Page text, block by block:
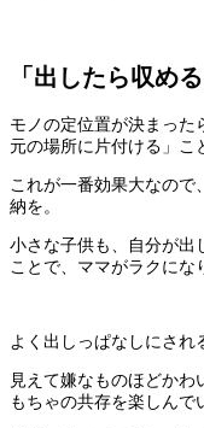
「出したら収め
モノの定位置が決まった
元の場所に片付ける」こ
これが一番効果大なので
納を。
小さな子供も、自分が出
ことで、ママがラクにな
よく出しっぱなしにされ
見えて嫌なものほどか
もちゃの共存を楽しんで